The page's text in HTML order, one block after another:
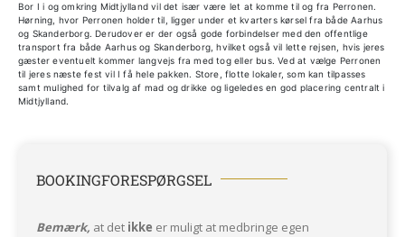
Bor I i og omkring Midtjylland vil det især være let at komme til og fra Perronen.
Hørning, hvor Perronen holder til, ligger under et kvarters kørsel fra både Aarhus
og Skanderborg. Derudover er der også gode forbindelser med den offentlige
transport fra både Aarhus og Skanderborg, hvilket også vil lette rejsen, hvis jeres
gæster eventuelt kommer langvejs fra med tog eller bus. Ved at vælge Perronen
til jeres næste fest vil I få hele pakken. Store, flotte lokaler, som kan tilpasses
samt mulighed for tilvalg af mad og drikke og ligeledes en god placering centralt i
Midtjylland.
BOOKINGFORESPØRGSEL
Bemærk, at det ikke er muligt at medbringe egen